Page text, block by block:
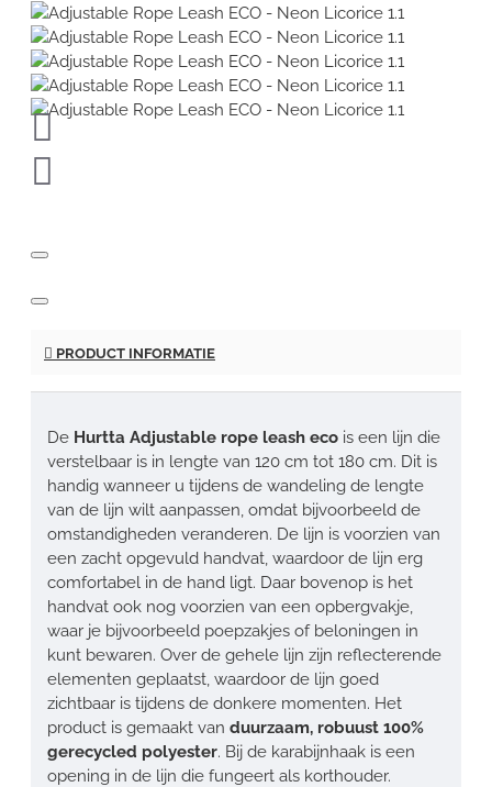
PRODUCT INFORMATIE
De Hurtta Adjustable rope leash eco is een lijn die
verstelbaar is in lengte van 120 cm tot 180 cm. Dit is
handig wanneer u tijdens de wandeling de lengte
van de lijn wilt aanpassen, omdat bijvoorbeeld de
omstandigheden veranderen. De lijn is voorzien van
een zacht opgevuld handvat, waardoor de lijn erg
comfortabel in de hand ligt. Daar bovenop is het
handvat ook nog voorzien van een opbergvakje,
waar je bijvoorbeeld poepzakjes of beloningen in
kunt bewaren. Over de gehele lijn zijn reflecterende
elementen geplaatst, waardoor de lijn goed
zichtbaar is tijdens de donkere momenten. Het
product is gemaakt van duurzaam, robuust 100%
gerecycled polyester. Bij de karabijnhaak is een
opening in de lijn die fungeert als korthouder.